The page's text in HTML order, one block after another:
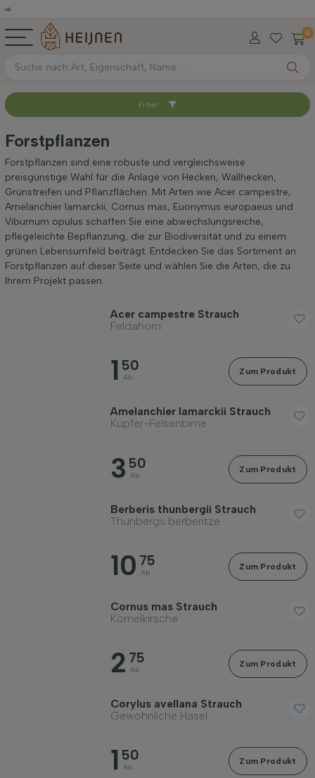
0
Sortieren nach
Verfügbar
Wurzel-Typ
Höhe bei Lieferung (cm)
Maximale Höhe (cm)
Filter
Forstpflanzen
Forstpflanzen sind eine robuste und vergleichsweise
preisgünstige Wahl für die Anlage von Hecken, Wallhecken,
Grünstreifen und Pflanzflächen. Mit Arten wie Acer campestre,
Amelanchier lamarckii, Cornus mas, Euonymus europaeus und
Viburnum opulus schaffen Sie eine abwechslungsreiche,
pflegeleichte Bepflanzung, die zur Biodiversität und zu einem
grünen Lebensumfeld beiträgt. Entdecken Sie das Sortiment an
Forstpflanzen auf dieser Seite und wählen Sie die Arten, die zu
Ihrem Projekt passen.
Acer campestre Strauch
Feldahorn
1 50
Ab
Zum Produkt
Amelanchier lamarckii Strauch
Kupfer-Felsenbirne
3 50
Ab
Zum Produkt
Berberis thunbergii Strauch
Thunbergs berberitze
10 75
Ab
Zum Produkt
Cornus mas Strauch
Kornelkirsche
2 75
Ab
Zum Produkt
Corylus avellana Strauch
Gewöhnliche Hasel
1 50
Ab
Zum Produkt